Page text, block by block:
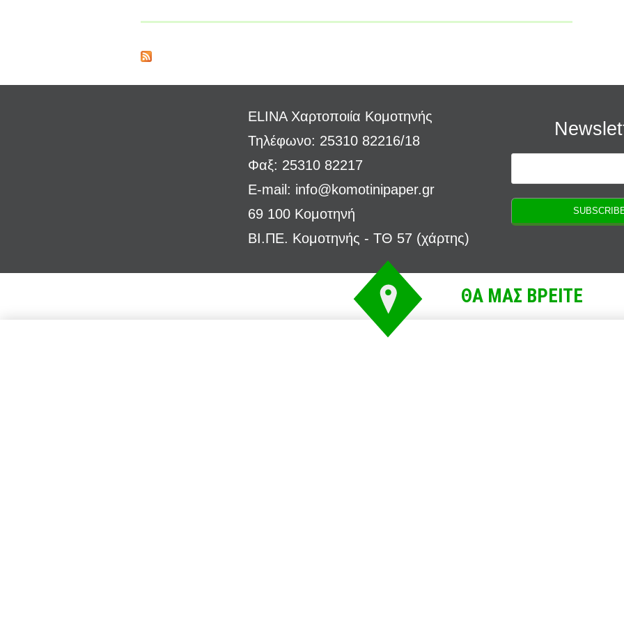
ELINA Χαρτοποιία Κομοτηνής
Τηλέφωνο: 25310 82216/18
Φαξ: 25310 82217
E-mail: info@komotinipaper.gr
69 100 Κομοτηνή
ΒΙ.ΠΕ. Κομοτηνής - ΤΘ 57 (χάρτης)
ΘΑ ΜΑΣ ΒΡΕΙΤΕ